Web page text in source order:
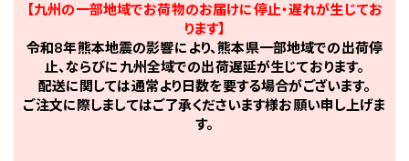
【九州の一部地域でお荷物のお届けに停止・遅れが生じてお
ります】
令和8年熊本地震の影響により、熊本県一部地域での出荷停
止、ならびに九州全域での出荷遅延が生じております。
配送に関しては通常より日数を要する場合がございます。
ご注文に際しましてはご了承くださいます様お願い申し上げま
す。